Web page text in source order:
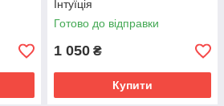
Інтуїція
Готово до відправки
1 050 ₴
Купити